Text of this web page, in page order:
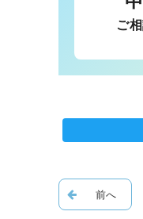
ご